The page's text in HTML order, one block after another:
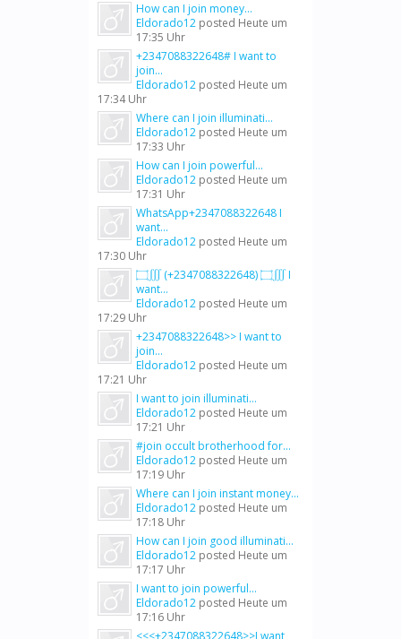
How can I join money...
Eldorado12 posted Heute um
17:35 Uhr
+2347088322648# I want to
join...
Eldorado12 posted Heute um
17:34 Uhr
Where can I join illuminati...
Eldorado12 posted Heute um
17:33 Uhr
How can I join powerful...
Eldorado12 posted Heute um
17:31 Uhr
WhatsApp+2347088322648 I
want...
Eldorado12 posted Heute um
17:30 Uhr
۝∭ (+2347088322648) ۝∭ I
want...
Eldorado12 posted Heute um
17:29 Uhr
+2347088322648>> I want to
join...
Eldorado12 posted Heute um
17:21 Uhr
I want to join illuminati...
Eldorado12 posted Heute um
17:21 Uhr
#join occult brotherhood for...
Eldorado12 posted Heute um
17:19 Uhr
Where can I join instant money...
Eldorado12 posted Heute um
17:18 Uhr
How can I join good illuminati...
Eldorado12 posted Heute um
17:17 Uhr
I want to join powerful...
Eldorado12 posted Heute um
17:16 Uhr
<<<+2347088322648>>I want